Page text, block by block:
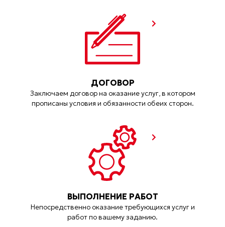
ДОГОВОР
Заключаем договор на оказание услуг, в котором
прописаны условия и обязанности обеих сторон.
ВЫПОЛНЕНИЕ РАБОТ
Непосредственно оказание требующихся услуг и
работ по вашему заданию.